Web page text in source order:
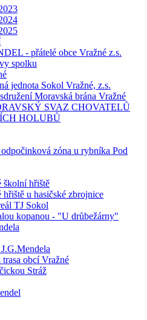
- přátelé obce Vražné z.s.
spolku
jednota Sokol Vražné, z.s.
Moravská brána Vražné
SVAZ CHOVATELŮ
HOLUBŮ
zóna u rybníka Pod
školní hřiště
u hasičské zbrojnice
TJ Sokol
kopanou - "U drůbežárny"
obcí Vražné
Stráž